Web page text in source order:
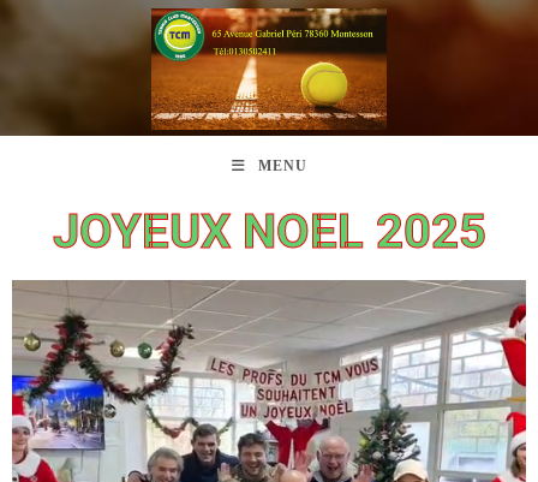
MENU
JOYEUX NOEL 2025